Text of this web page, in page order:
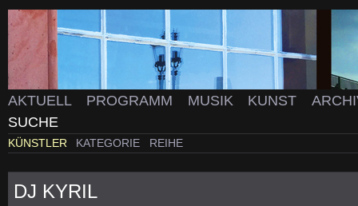
AKTUELL PROGRAMM MUSIK KUNST
SUCHE
KÜNSTLER KATEGORIE REIHE
DJ KYRIL